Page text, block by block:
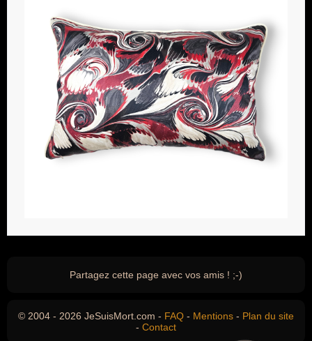
Partagez cette page avec vos amis ! ;-)
© 2004 - 2026 JeSuisMort.com - FAQ - Mentions - Plan du site
- Contact